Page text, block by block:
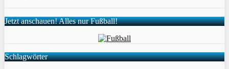
Jetzt anschauen! Alles nur Fußball!
Schlagwörter